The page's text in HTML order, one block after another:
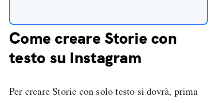
Come creare Storie con
testo su Instagram
Per creare Storie con solo testo si dovrà, prima